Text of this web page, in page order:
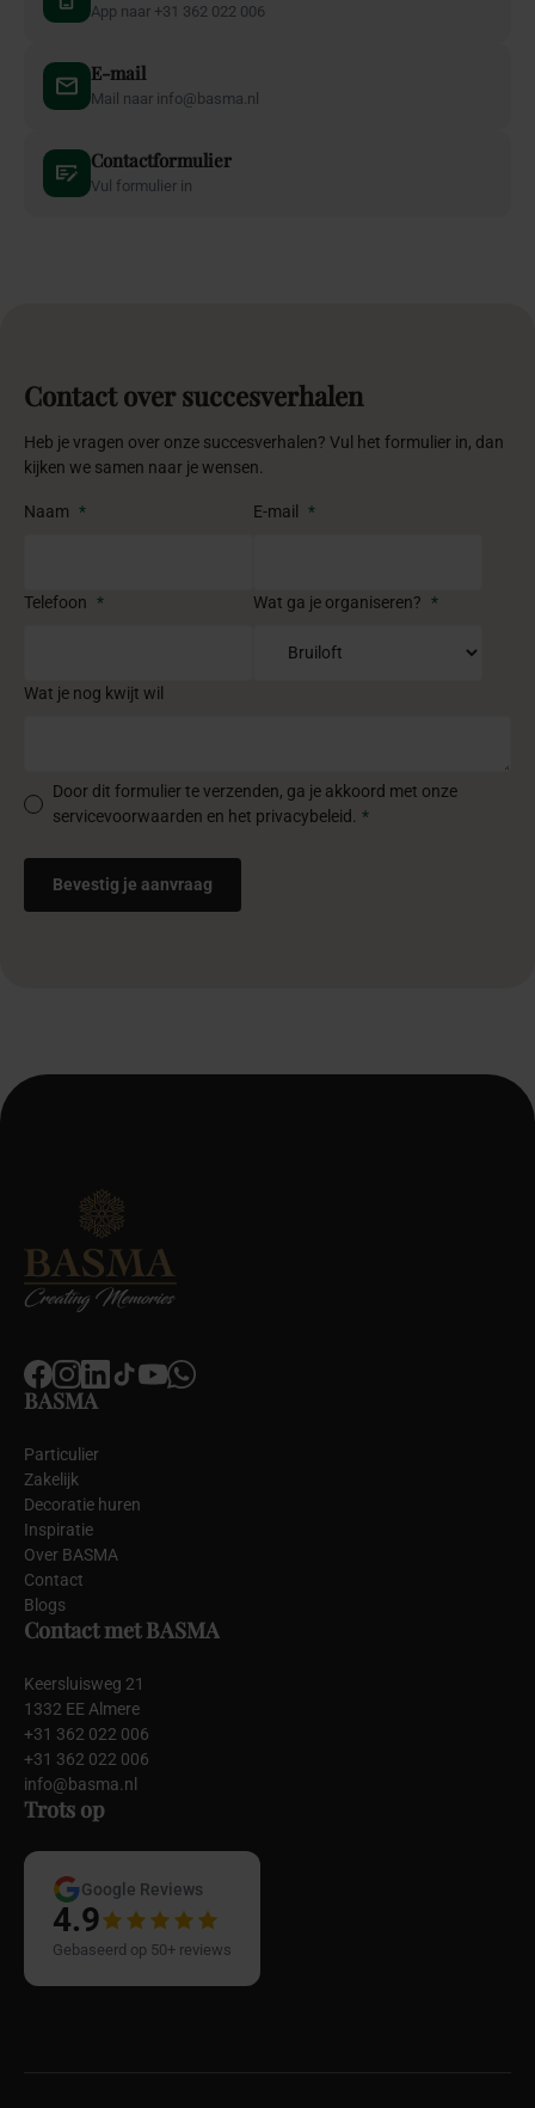
App naar +31 362 022 006
E-mail
Mail naar info@basma.nl
Contactformulier
Vul formulier in
Contact over succesverhalen
Heb je vragen over onze succesverhalen? Vul het formulier in, dan
kijken we samen naar je wensen.
Naam * E-mail *
Telefoon * Wat ga je organiseren? *
Wat je nog kwijt wil
Door dit formulier te verzenden, ga je akkoord met onze
servicevoorwaarden en het privacybeleid. *
BASMA
Particulier
Zakelijk
Decoratie huren
Inspiratie
Over BASMA
Contact
Blogs
Contact met BASMA
Keersluisweg 21
1332 EE Almere
+31 362 022 006
+31 362 022 006
info@basma.nl
Trots op
Google Reviews
4.9
Gebaseerd op 50+ reviews